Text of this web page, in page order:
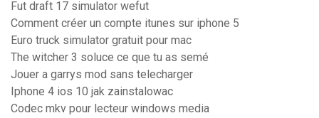
Fut draft 17 simulator wefut
Comment créer un compte itunes sur iphone 5
Euro truck simulator gratuit pour mac
The witcher 3 soluce ce que tu as semé
Jouer a garrys mod sans telecharger
Iphone 4 ios 10 jak zainstalowac
Codec mkv pour lecteur windows media